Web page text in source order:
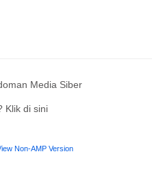
Media Siber
Klik di sini
Non-AMP Version